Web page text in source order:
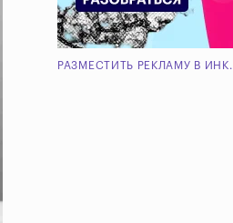
РАЗМЕСТИТЬ РЕКЛАМУ В ИНК.